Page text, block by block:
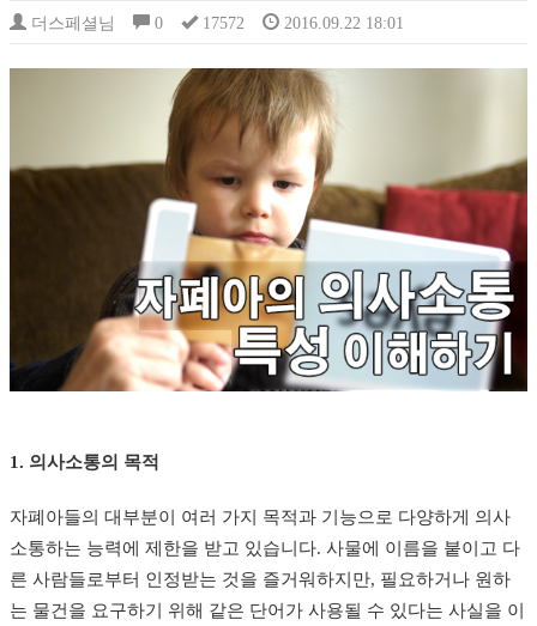
더스페셜님 0 17572 2016.09.22 18:01
1. 의사소통의 목적
자폐아들의 대부분이 여러 가지 목적과 기능으로 다양하게 의사
소통하는 능력에 제한을 받고 있습니다. 사물에 이름을 붙이고 다
른 사람들로부터 인정받는 것을 즐거워하지만, 필요하거나 원하
는 물건을 요구하기 위해 같은 단어가 사용될 수 있다는 사실을 이